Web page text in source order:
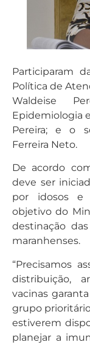
Participaram
Política de
Waldeise
Epidemiologia
Pereira; e o
Ferreira Neto.
De acordo
deve ser
por idosos e
objetivo do
destinação
maranhenses.
“Precisamos
distribuição,
vacinas
grupo
estiverem
planejar a